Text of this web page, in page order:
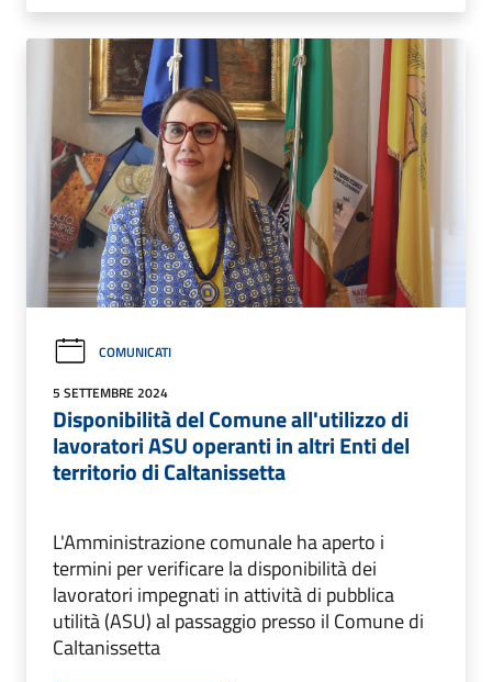
COMUNICATI
5 SETTEMBRE 2024
Disponibilità del Comune all'utilizzo di
lavoratori ASU operanti in altri Enti del
territorio di Caltanissetta
L'Amministrazione comunale ha aperto i
termini per verificare la disponibilità dei
lavoratori impegnati in attività di pubblica
utilità (ASU) al passaggio presso il Comune di
Caltanissetta